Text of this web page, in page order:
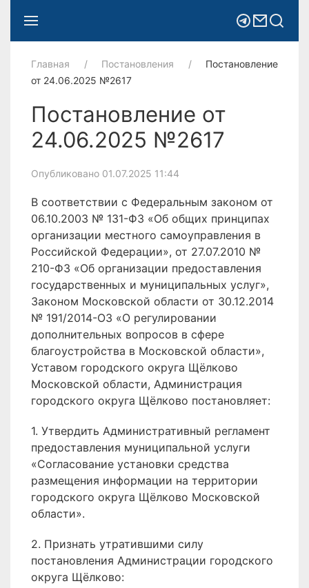
Главная Постановления
Постановление
от 24.06.2025 №2617
Постановление от
24.06.2025 №2617
Опубликовано 01.07.2025 11:44
В соответствии с Федеральным законом от
06.10.2003 № 131-ФЗ «Об общих принципах
организации местного самоуправления в
Российской Федерации», от 27.07.2010 №
210-ФЗ «Об организации предоставления
государственных и муниципальных услуг»,
Законом Московской области от 30.12.2014
№ 191/2014-ОЗ «О регулировании
дополнительных вопросов в сфере
благоустройства в Московской области»,
Уставом городского округа Щёлково
Московской области, Администрация
городского округа Щёлково постановляет:
1. Утвердить Административный регламент
предоставления муниципальной услуги
«Согласование установки средства
размещения информации на территории
городского округа Щёлково Московской
области».
2. Признать утратившими силу
постановления Администрации городского
округа Щёлково: